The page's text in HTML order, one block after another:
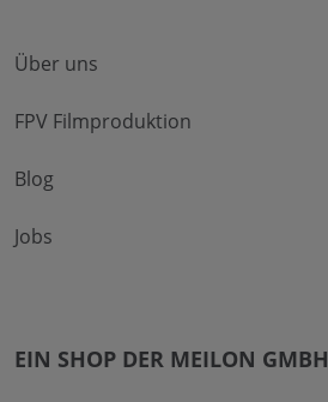
Über uns
FPV Filmproduktion
Blog
Jobs
EIN SHOP DER MEILON GMBH